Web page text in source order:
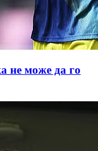
не може да го